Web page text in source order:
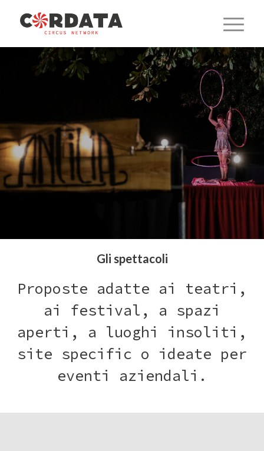
Shows
Gli spettacoli
Proposte adatte ai teatri,
ai festival, a spazi
aperti, a luoghi insoliti,
site specific o ideate per
eventi aziendali.